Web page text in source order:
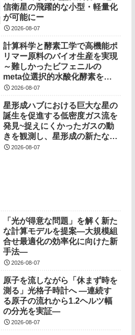
信衛星の飛躍的な小型・軽量化
が可能にー
2026-08-07
計算科学と酵素工学で高機能ポ
リマー原料のバイオ生産を実現
～難しかったビフェニルの
meta位選択的水酸化酵素を開
発～2026-08-07
星形成ハブにおける巨大な星の
誕生を促進する低密度ガス流を
発見~捉えにくかったガスの動
きを観測し、星形成の新たなプ
ロセスを明らかに~
2026-08-07
「光が得意な問題」を解く新た
な計算モデルを提案―大規模組
合せ最適化の効率化に向けた新
手法―
2026-08-07
原子を流しながら「休まず時を
測る」光格子時計へ ―連続す
る原子の流れから1.2ヘルツ幅
の分光を実証―
2026-08-07